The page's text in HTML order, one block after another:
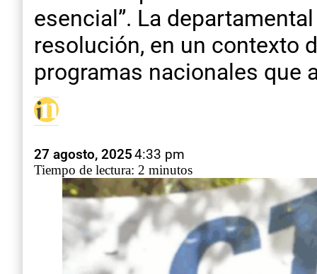
esencial”. La
resolución, en un contexto
programas nacionales que
27 agosto, 20254:33 pm
Tiempo de lectura: 2 minutos